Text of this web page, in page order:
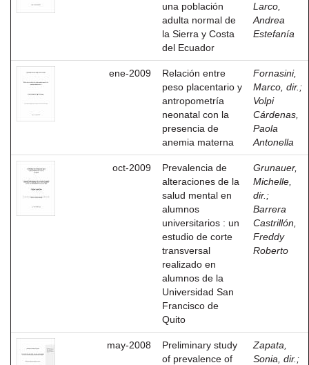
una población
adulta normal de
la Sierra y Costa
del Ecuador
Larco,
Andrea
Estefanía
ene-2009
Relación entre
peso placentario y
antropometría
neonatal con la
presencia de
anemia materna
Fornasini,
Marco, dir. ;
Volpi
Cárdenas,
Paola
Antonella
oct-2009
Prevalencia de
alteraciones de la
salud mental en
alumnos
universitarios : un
estudio de corte
transversal
realizado en
alumnos de la
Universidad San
Francisco de
Quito
Grunauer,
Michelle,
dir. ;
Barrera
Castrillón,
Freddy
Roberto
may-2008
Preliminary study
of prevalence of
Zapata,
Sonia, dir. ;